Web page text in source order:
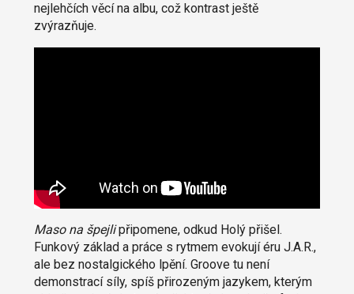
nejlehčích věcí na albu, což kontrast ještě
zvýrazňuje.
Maso na špejlipřipomene, odkud Holý přišel.
Funkový základ a práce s rytmem evokují éru J.A.R.,
ale bez nostalgického lpění. Groove tu není
demonstrací síly, spíš přirozeným jazykem, kterým